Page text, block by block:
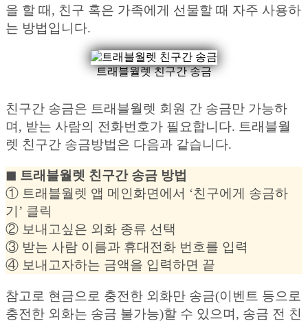
을 할 때, 친구 혹은 가족에게 선물할 때 자주 사용하
는 방법입니다.
트래블월렛 친구간 송금
친구간 송금은 트래블월렛 회원 간 송금만 가능하
며, 받는 사람의 전화번호가 필요합니다. 트래블월
렛 친구간 송금방법은 다음과 같습니다.
◼︎ 트래블월렛 친구간 송금 방법
① 트래블월렛 앱 메인화면에서 ‘친구에게 송금하
기’ 클릭
② 보내고싶은 외화 종류 선택
③ 받는 사람 이름과 휴대전화 번호를 입력
④ 보내고자하는 금액을 입력하면 끝
참고로 현금으로 충전한 외화만 송금(이벤트 등으로
충전한 외화는 송금 불가능)할 수 있으며, 송금 전 친